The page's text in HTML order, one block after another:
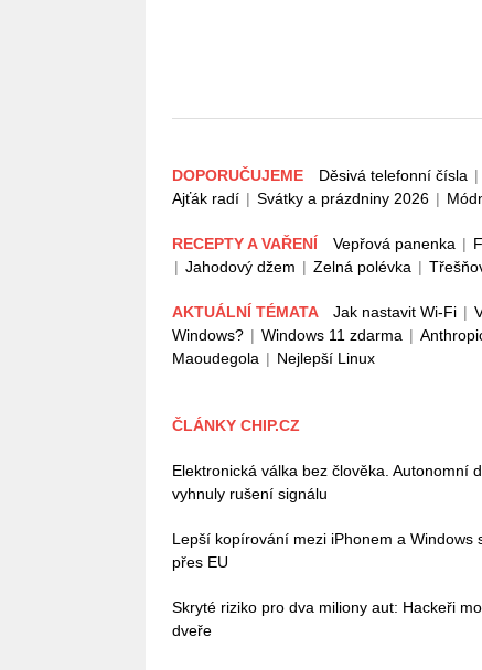
DOPORUČUJEME Děsivá telefonní čísla |
Ajťák radí | Svátky a prázdniny 2026 |
RECEPTY A VAŘENÍ Vepřová panenka |
| Jahodový džem | Zelná polévka |
AKTUÁLNÍ TÉMATA Jak nastavit Wi-Fi |
Windows? | Windows 11 zdarma |
Maoudegola | Nejlepší Linux
ČLÁNKY CHIP.CZ
Elektronická válka bez člověka. Autonomní
vyhnuly rušení signálu
Lepší kopírování mezi iPhonem a Windows
přes EU
Skryté riziko pro dva miliony aut: Hackeři
dveře